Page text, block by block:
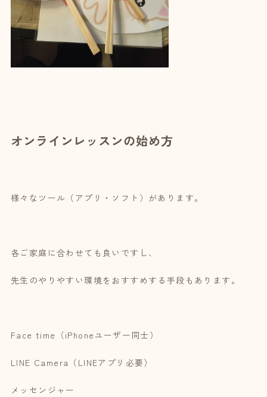
オンラインレッスンの始め方
様々なツール（アプリ・ソフト）があります。
各ご家庭に合わせても良いですし、
先生のやりやすい環境をおすすめする手段もあります。
Face time（iPhoneユーザー同士）
LINE Camera（LINEアプリ必要）
メッセンジャー